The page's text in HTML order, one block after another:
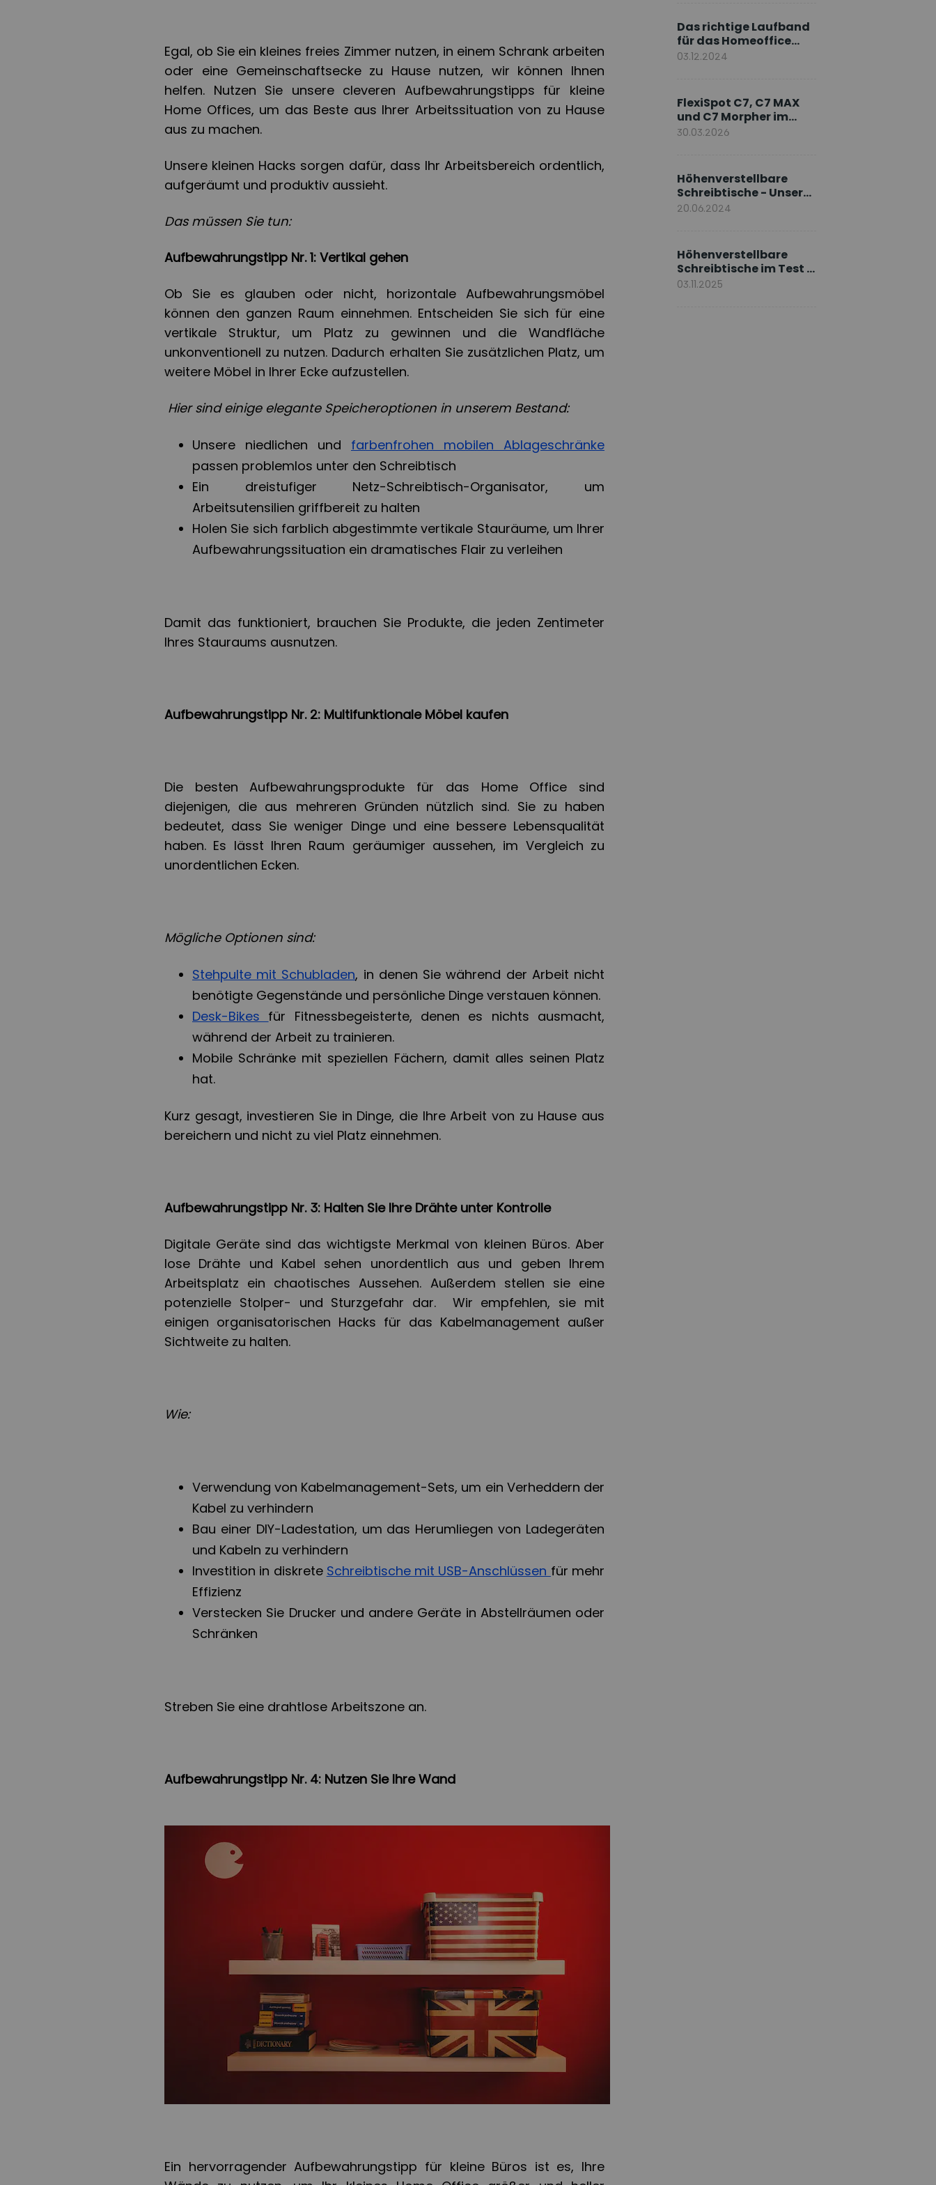
Egal, ob Sie ein kleines freies Zimmer nutzen, in einem Schrank arbeiten
oder eine Gemeinschaftsecke zu Hause nutzen, wir können Ihnen
helfen. Nutzen Sie unsere cleveren Aufbewahrungstipps für kleine
Home Offices, um das Beste aus Ihrer Arbeitssituation von zu Hause
aus zu machen.
Unsere kleinen Hacks sorgen dafür, dass Ihr Arbeitsbereich ordentlich,
aufgeräumt und produktiv aussieht.
Das müssen Sie tun:
Aufbewahrungstipp Nr. 1: Vertikal gehen
Ob Sie es glauben oder nicht, horizontale Aufbewahrungsmöbel
können den ganzen Raum einnehmen. Entscheiden Sie sich für eine
vertikale Struktur, um Platz zu gewinnen und die Wandfläche
unkonventionell zu nutzen. Dadurch erhalten Sie zusätzlichen Platz, um
weitere Möbel in Ihrer Ecke aufzustellen.
Hier sind einige elegante Speicheroptionen in unserem Bestand:
Unsere niedlichen und farbenfrohen mobilen Ablageschränke
passen problemlos unter den Schreibtisch
Ein dreistufiger Netz-Schreibtisch-Organisator, um
Arbeitsutensilien griffbereit zu halten
Holen Sie sich farblich abgestimmte vertikale Stauräume, um Ihrer
Aufbewahrungssituation ein dramatisches Flair zu verleihen
Damit das funktioniert, brauchen Sie Produkte, die jeden Zentimeter
Ihres Stauraums ausnutzen.
Aufbewahrungstipp Nr. 2: Multifunktionale Möbel kaufen
Die besten Aufbewahrungsprodukte für das Home Office sind
diejenigen, die aus mehreren Gründen nützlich sind. Sie zu haben
bedeutet, dass Sie weniger Dinge und eine bessere Lebensqualität
haben. Es lässt Ihren Raum geräumiger aussehen, im Vergleich zu
unordentlichen Ecken.
Mögliche Optionen sind:
Stehpulte mit Schubladen, in denen Sie während der Arbeit nicht
benötigte Gegenstände und persönliche Dinge verstauen können.
Desk-Bikes für Fitnessbegeisterte, denen es nichts ausmacht,
während der Arbeit zu trainieren.
Mobile Schränke mit speziellen Fächern, damit alles seinen Platz
hat.
Kurz gesagt, investieren Sie in Dinge, die Ihre Arbeit von zu Hause aus
bereichern und nicht zu viel Platz einnehmen.
Aufbewahrungstipp Nr. 3: Halten Sie Ihre Drähte unter Kontrolle
Digitale Geräte sind das wichtigste Merkmal von kleinen Büros. Aber
lose Drähte und Kabel sehen unordentlich aus und geben Ihrem
Arbeitsplatz ein chaotisches Aussehen. Außerdem stellen sie eine
potenzielle Stolper- und Sturzgefahr dar. Wir empfehlen, sie mit
einigen organisatorischen Hacks für das Kabelmanagement außer
Sichtweite zu halten.
Wie:
Verwendung von Kabelmanagement-Sets, um ein Verheddern der
Kabel zu verhindern
Bau einer DIY-Ladestation, um das Herumliegen von Ladegeräten
und Kabeln zu verhindern
Investition in diskrete Schreibtische mit USB-Anschlüssen für mehr
Effizienz
Verstecken Sie Drucker und andere Geräte in Abstellräumen oder
Schränken
Streben Sie eine drahtlose Arbeitszone an.
Aufbewahrungstipp Nr. 4: Nutzen Sie Ihre Wand
Ein hervorragender Aufbewahrungstipp für kleine Büros ist es, Ihre
Das richtige Laufband
für das Homeoffice
wählen
03.12.2024
FlexiSpot C7, C7 MAX
und C7 Morpher im
Vergleich: Welches
30.03.2026
Höhenverstellbare
Schreibtische - Unsere
E7-Serie
20.06.2024
Höhenverstellbare
Schreibtische im Test –
Die besten Standing
03.11.2025